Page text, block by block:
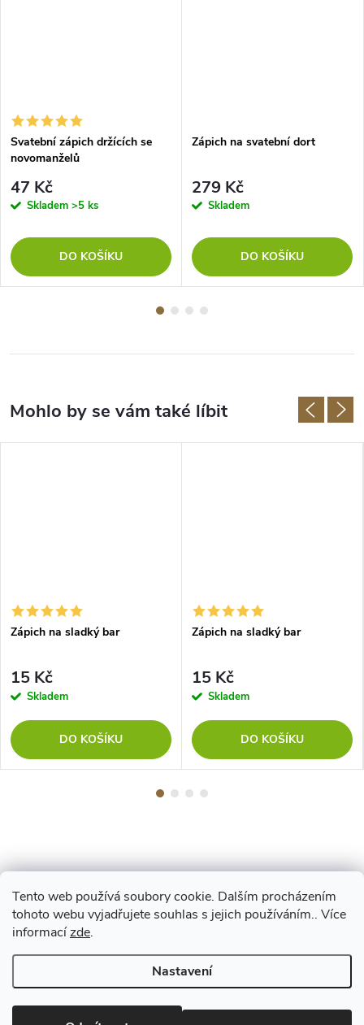
Tento web používá soubory cookie. Dalším procházením
tohoto webu vyjadřujete souhlas s jejich používáním.. Více
informacízde.
Nastavení
Svatební zápich držících se
novomanželů
47 Kč
Skladem >5 ks
DO KOŠÍKU
Zápich na svatební dort
279 Kč
Skladem
DO KOŠÍKU
Zápich na sladký bar
15 Kč
Skladem
DO KOŠÍKU
Zápich na sladký bar
15 Kč
Skladem
DO KOŠÍKU
Z
á
pCopyright 2026www.vyrejeme.cz. Všechna práva vyhrazena.Upravit
nastavení cookies